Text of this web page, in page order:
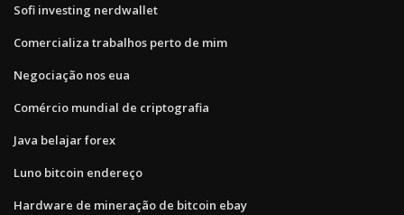
Sofi investing nerdwallet
Comercializa trabalhos perto de mim
Negociação nos eua
Comércio mundial de criptografia
Java belajar forex
Luno bitcoin endereço
Hardware de mineração de bitcoin ebay